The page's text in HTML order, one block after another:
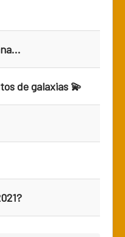
de galaxias 💫